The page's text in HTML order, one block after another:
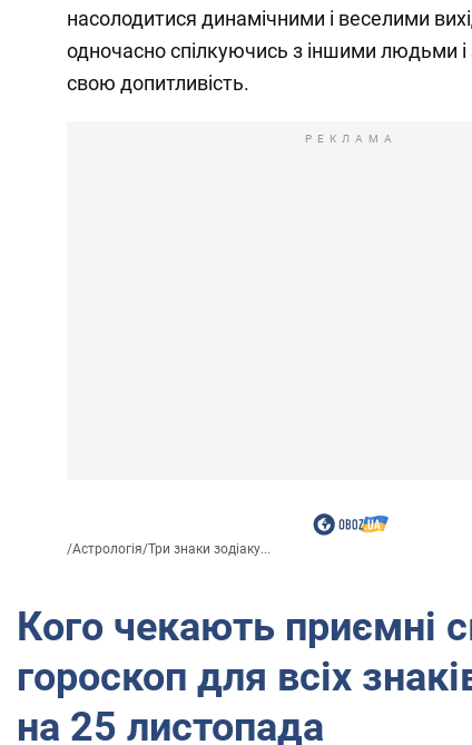
насолодитися динамічними і веселими
одночасно спілкуючись з іншими людьми
свою допитливість.
РЕКЛАМА
/Астрологія/Три знаки зодіаку...
Кого чекають приємні
гороскоп для всіх
на 25 листопада